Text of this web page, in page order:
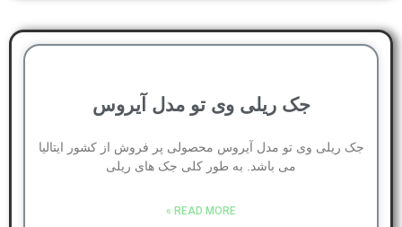
جک ریلی وی تو مدل آیروس
جک ریلی وی تو مدل آیروس محصولی پر فروش از کشور ایتالیا
می باشد. به طور کلی جک های ریلی
READ MORE »